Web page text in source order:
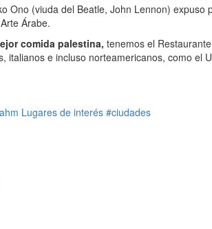
Ono (viuda del Beatle, John Lennon)
Árabe.
comida palestina, tenemos el
italianos e incluso norteamericanos, como
Lugares de interés #ciudades